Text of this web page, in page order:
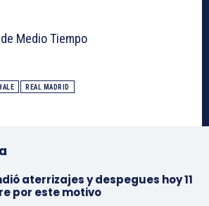
Medio Tiempo
REAL MADRID
aterrizajes y despegues hoy 11
por este motivo